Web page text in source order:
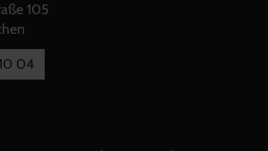
105
04